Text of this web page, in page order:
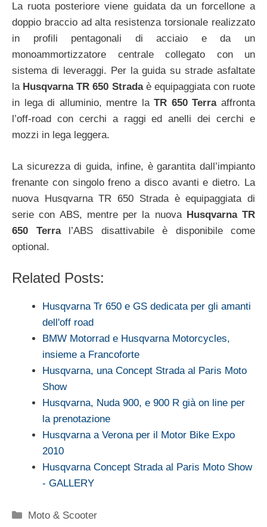
La ruota posteriore viene guidata da un forcellone a
doppio braccio ad alta resistenza torsionale realizzato
in profili pentagonali di acciaio e da un
monoammortizzatore centrale collegato con un
sistema di leveraggi. Per la guida su strade asfaltate
la Husqvarna TR 650 Stradaè equipaggiata con ruote
in lega di alluminio, mentre laTR 650 Terraaffronta
l’off-road con cerchi a raggi ed anelli dei cerchi e
mozzi in lega leggera.
La sicurezza di guida, infine, è garantita dall’impianto
frenante con singolo freno a disco avanti e dietro. La
nuova Husqvarna TR 650 Strada è equipaggiata di
serie con ABS, mentre per la nuova Husqvarna TR
650 Terral’ABS disattivabile è disponibile come
optional.
Related Posts:
Husqvarna Tr 650 e GS dedicata per gli amanti
dell'off road
BMW Motorrad e Husqvarna Motorcycles,
insieme a Francoforte
Husqvarna, una Concept Strada al Paris Moto
Show
Husqvarna, Nuda 900, e 900 R già on line per
la prenotazione
Husqvarna a Verona per il Motor Bike Expo
2010
Husqvarna Concept Strada al Paris Moto Show
- GALLERY
Categorie
Moto & Scooter